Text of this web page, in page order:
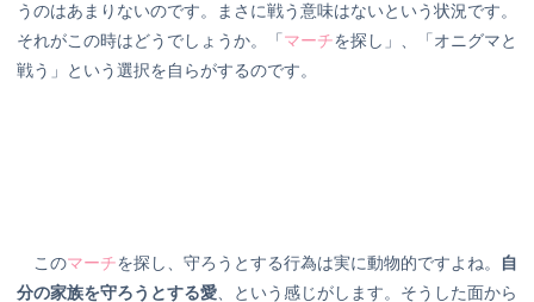
うのはあまりないのです。まさに戦う意味はないという状況です。
それがこの時はどうでしょうか。「マーチを探し」、「オニグマと
戦う」という選択を自らがするのです。
このマーチを探し、守ろうとする行為は実に動物的ですよね。
自
分の家族を守ろうとする愛 、という感じがします。そうした面から